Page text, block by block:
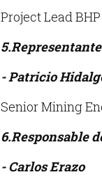
Project Lead
- Patricio
Senior Mining
6.Responsable
- Carlos Erazo